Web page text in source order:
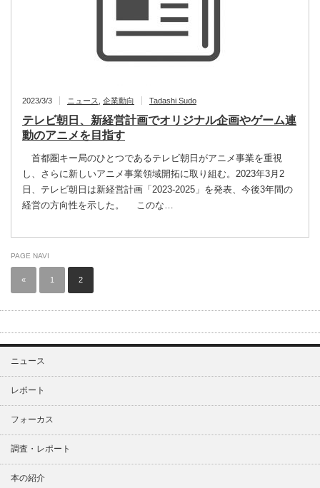
2023/3/3 ニュース 企業動向 Tadashi Sudo
テレビ朝日、新経営計画でオリジナル企画やゲーム連
動のアニメを目指す
首都圏キー局のひとつであるテレビ朝日がアニメ事業を重視
し、さらに新しいアニメ事業領域開拓に取り組む。2023年3月2
日、テレビ朝日は新経営計画「2023-2025」を発表、今後3年間の
経営の方向性を示した。 このな…
PAGE NAVI
« 1 2
ニュース
レポート
フォーカス
調査・レポート
本の紹介